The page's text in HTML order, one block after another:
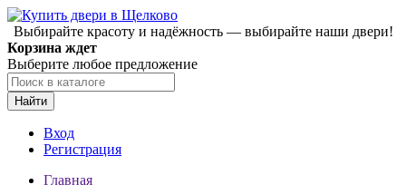
Выбирайте красоту и надёжность — выбирайте наши двери!
Корзина ждет
Выберите любое предложение
Найти
Вход
Регистрация
Главная